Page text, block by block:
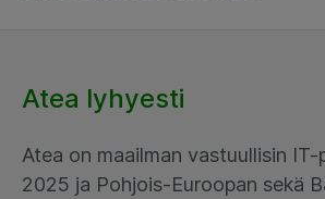
Atea lyhyesti
Atea on maailman vastuullisin
2025 ja Pohjois-Euroopan sekä